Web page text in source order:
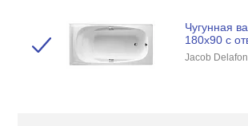
Чугунная
180x90 с
Jacob